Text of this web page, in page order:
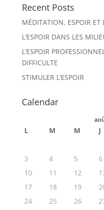
Recent Posts
MÉDITATION, ESPOIR
L’ESPOIR DANS LES
L’ESPOIR
DIFFICULTE
STIMULER L’ESPOIR
Calendar
L M M J
3
4 5 6
10
11 12
17
18 19
24
25 26